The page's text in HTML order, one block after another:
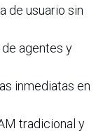
de usuario sin
agentes y
inmediatas en
tradicional y